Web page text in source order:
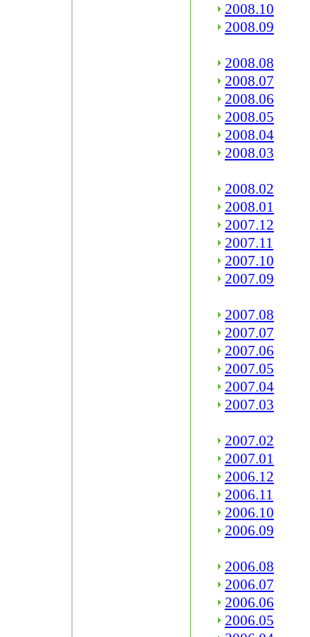
2008.10
2008.09
2008.08
2008.07
2008.06
2008.05
2008.04
2008.03
2008.02
2008.01
2007.12
2007.11
2007.10
2007.09
2007.08
2007.07
2007.06
2007.05
2007.04
2007.03
2007.02
2007.01
2006.12
2006.11
2006.10
2006.09
2006.08
2006.07
2006.06
2006.05